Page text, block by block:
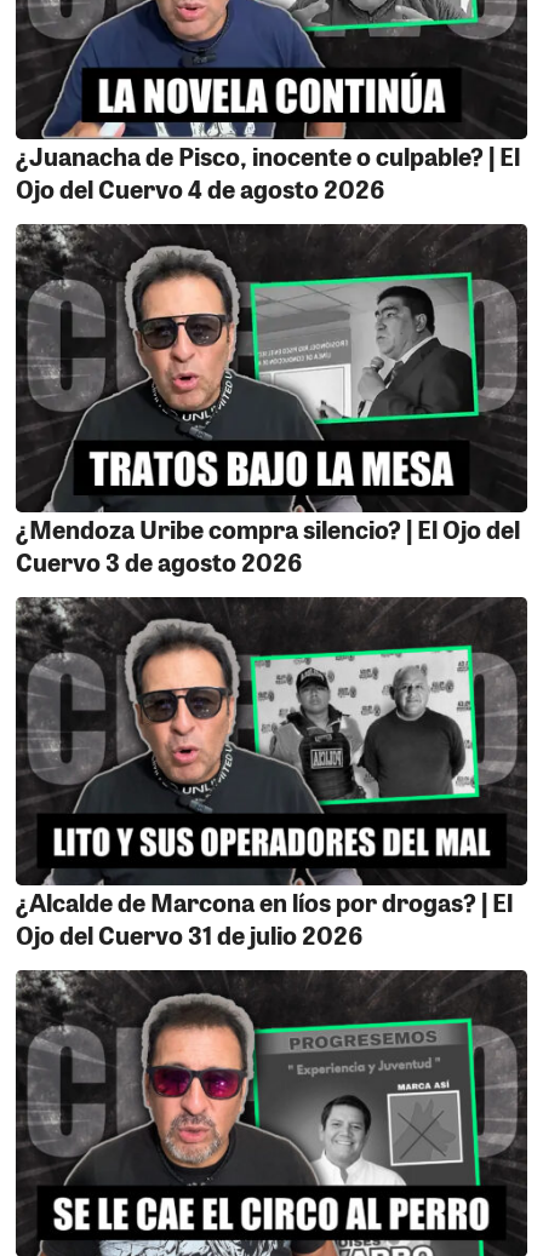
5.- EL CAMBIO.Qué pasó con Dider Moya el digno
representante de los trabajadores del hospital Ricardo
Cruzado Rivarola ahora sí comparte El Ojo del Cuervo
pero cuando lo despellejamos guardó un silencio total,
Antes la consejera Gamonal era su aliada la tenía en un
pedestal, hoy po hoy cual perro rabioso muerde la
autoridad moral amenaza con publicar audios
comprometedores eso en la china y cochinchina se
llama extorsión seguro que está a la espera de la
llamada del millón para no pública ..ayayayay
¿Juanacha de Pisco, inocente o culpable? | El
Ojo del Cuervo 4 de agosto 2026
¿Mendoza Uribe compra silencio? | El Ojo del
Cuervo 3 de agosto 2026
¿Alcalde de Marcona en líos por drogas? | El
Ojo del Cuervo 31 de julio 2026